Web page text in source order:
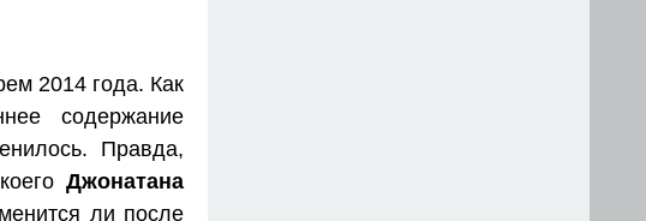
2014 года. Как
содержание
Правда,
Джонатана
ли после